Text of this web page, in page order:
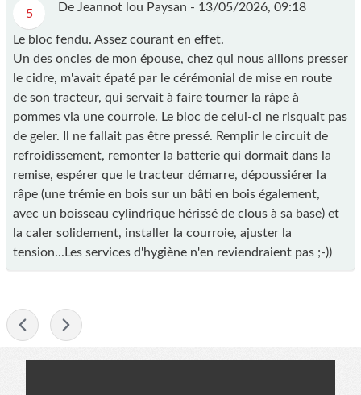
5 De Jeannot lou Paysan - 13/05/2026, 09:18
Le bloc fendu. Assez courant en effet.
Un des oncles de mon épouse, chez qui nous allions presser
le cidre, m'avait épaté par le cérémonial de mise en route
de son tracteur, qui servait à faire tourner la râpe à
pommes via une courroie. Le bloc de celui-ci ne risquait pas
de geler. Il ne fallait pas être pressé. Remplir le circuit de
refroidissement, remonter la batterie qui dormait dans la
remise, espérer que le tracteur démarre, dépoussiérer la
râpe (une trémie en bois sur un bâti en bois également,
avec un boisseau cylindrique hérissé de clous à sa base) et
la caler solidement, installer la courroie, ajuster la
tension...Les services d'hygiène n'en reviendraient pas ;-))